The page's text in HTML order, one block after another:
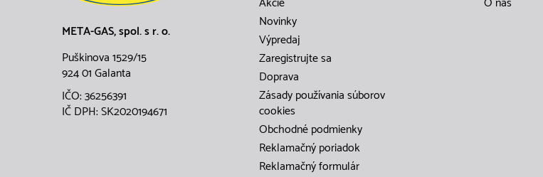
META-GAS, spol. s r. o.
Puškinova 1529/15
924 01 Galanta
IČO: 36256391
IČ DPH: SK2020194671
Novinky
Výpredaj
Zaregistrujte sa
Doprava
Zásady používania súborov
cookies
Obchodné podmienky
Reklamačný poriadok
Reklamačný formulár